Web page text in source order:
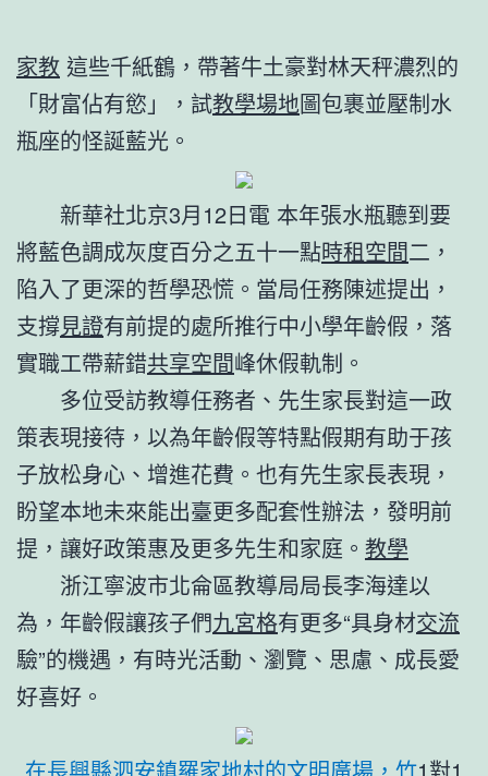
家教 這些千紙鶴，帶著牛土豪對林天秤濃烈的
「財富佔有慾」，試教學場地圖包裹並壓制水
瓶座的怪誕藍光。
新華社北京3月12日電 本年張水瓶聽到要
將藍色調成灰度百分之五十一點時租空間二，
陷入了更深的哲學恐慌。當局任務陳述提出，
支撐見證有前提的處所推行中小學年齡假，落
實職工帶薪錯共享空間峰休假軌制。
多位受訪教導任務者、先生家長對這一政
策表現接待，以為年齡假等特點假期有助于孩
子放松身心、增進花費。也有先生家長表現，
盼望本地未來能出臺更多配套性辦法，發明前
提，讓好政策惠及更多先生和家庭。 教學
浙江寧波市北侖區教導局局長李海達以
為，年齡假讓孩子們九宮格有更多“具身材交流
驗”的機遇，有時光活動、瀏覽、思慮、成長愛
好喜好。
在長興縣泗安鎮羅家地村的文明廣場，竹1對1